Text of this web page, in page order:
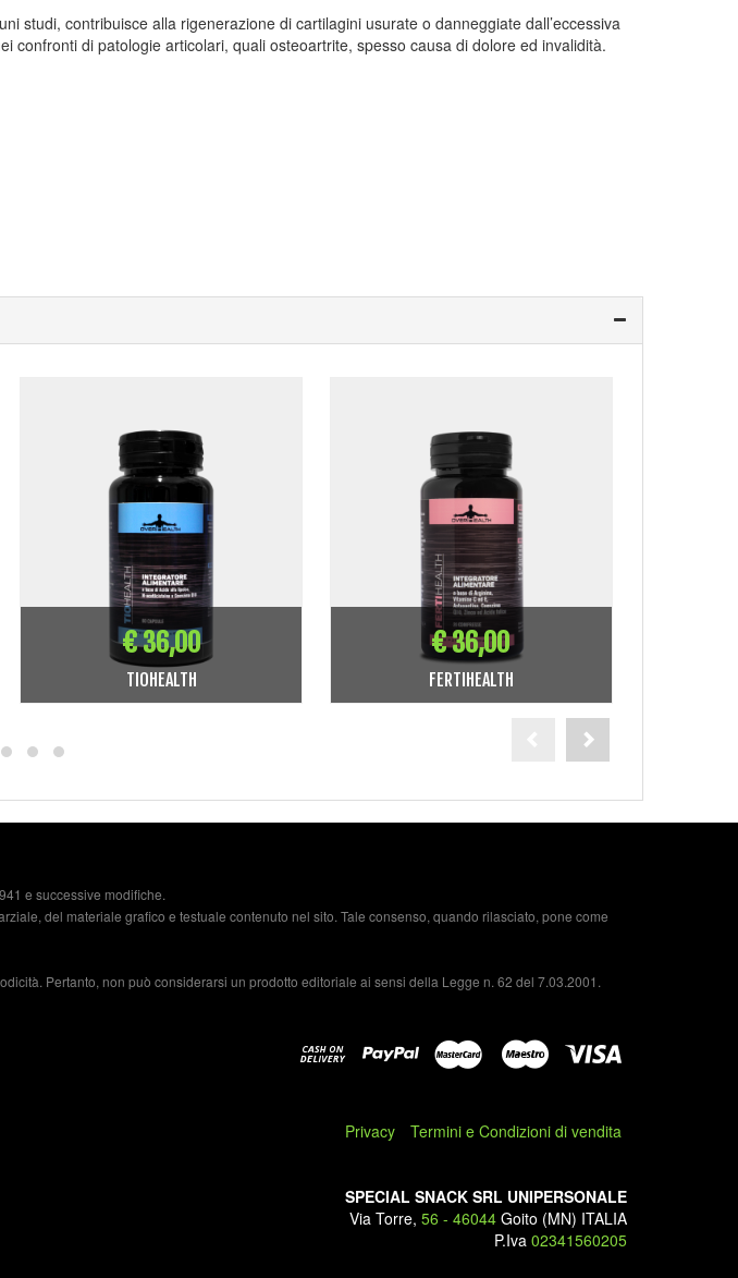
studi, contribuisce alla rigenerazione di cartilagini usurate o danneggiate dall’eccessiva
confronti di patologie articolari, quali osteoartrite, spesso causa di dolore ed invalidità.
€ 36,00
TIOHEALTH
€ 36,00
FERTIHEALTH
e successive modifiche.
del materiale grafico e testuale contenuto nel sito. Tale consenso, quando rilasciato, pone come
Pertanto, non può considerarsi un prodotto editoriale ai sensi della Legge n. 62 del 7.03.2001.
CAPELLI, ALIMENTAZIONE E INTEGRAZIONE
equilibrata. In questo caso può essere d’aiuto un integratore
Privacy Termini e Condizioni di vendita
SPECIAL SNACK SRL UNIPERSONALE
Via Torre, 56 - 46044 Goito (MN) ITALIA
P.Iva 02341560205